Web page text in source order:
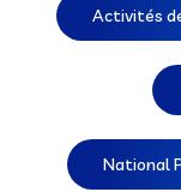
Activités
National